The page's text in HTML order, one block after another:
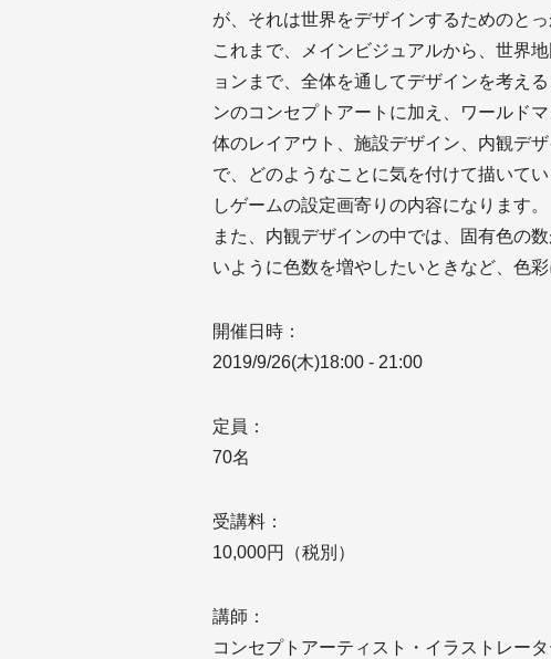
が、それは世界をデザインするためのと
これまで、メインビジュアルから、世界
ョンまで、全体を通してデザインを考え
ンのコンセプトアートに加え、ワールド
体のレイアウト、施設デザイン、内観デ
で、どのようなことに気を付けて描いて
しゲームの設定画寄りの内容になります。
また、内観デザインの中では、固有色の
いように色数を増やしたいときなど、色
開催日時：
2019/9/26(木)18:00 - 21:00
定員：
70名
受講料：
10,000円（税別）
講師：
コンセプトアーティスト・イラストレータ